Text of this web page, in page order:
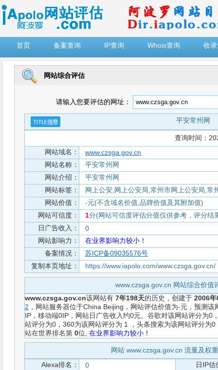
首页
备案查询 IP查询 Whois查询 收
网站综合评估
请输入您要评估的网址：
平安常州网
查询时间：
网站域名：
www.czsga.gov.cn
网站名称：
平安常州网
网站介绍：
平安常州网
网站标签：
网上公安,网上公安局,常州市网上公安局,常
网站价值：
-元(不含域名价值,品牌价值及其附加值)
网站可信度：
1分(网站可信度评估分值仅供参考，评分结
日广告收入：
0
网站影响力：
在业界影响力较小！
备案情况：
苏ICP备09035576号
复制本页地址：
https://www.iapolo.com/www.czsga.gov.cn/
www.czsga.gov.cn 网站综合价值
www.czsga.gov.cn该网站有 7年198天的历史，创建于 2006
2 ，网站服务器位于China Beijing，网站评估价值为-元，预测
IP，移动端0IP，网站日广告收入约0元。谷歌对该网站评分为0
站评分为0，360为该网站评分为 1 ，头条搜索为该网站评分为
站在世界排名第 0位, 在业界影响力较小！
网站 www.czsga.gov.cn 流量及权
Alexa排名：
0
日IP估